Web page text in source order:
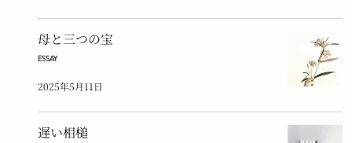
母と三つの宝
ESSAY
2025年5月11日
遅い相槌